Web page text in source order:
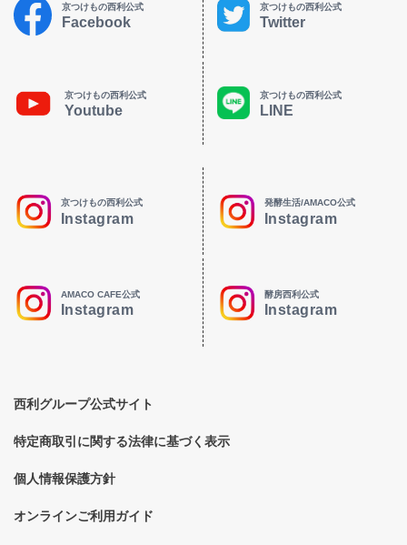
京つけもの西利公式
Facebook
京つけもの西利公式
Twitter
京つけもの西利公式
Youtube
京つけもの西利公式
LINE
京つけもの西利公式
Instagram
発酵生活/AMACO公式
Instagram
AMACO CAFE公式
Instagram
酵房西利公式
Instagram
西利グループ公式サイト
特定商取引に関する法律に基づく表示
個人情報保護方針
オンラインご利用ガイド